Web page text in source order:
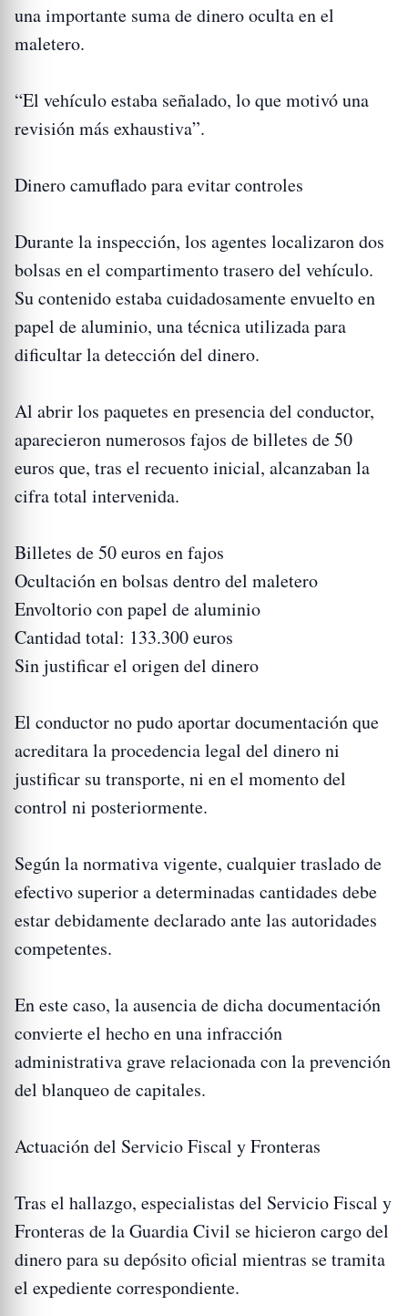
una importante suma de dinero oculta en el
maletero.
“El vehículo estaba señalado, lo que motivó una
revisión más exhaustiva”.
Dinero camuflado para evitar controles
Durante la inspección, los agentes localizaron dos
bolsas en el compartimento trasero del vehículo.
Su contenido estaba cuidadosamente envuelto en
papel de aluminio, una técnica utilizada para
dificultar la detección del dinero.
Al abrir los paquetes en presencia del conductor,
aparecieron numerosos fajos de billetes de 50
euros que, tras el recuento inicial, alcanzaban la
cifra total intervenida.
Billetes de 50 euros en fajos
Ocultación en bolsas dentro del maletero
Envoltorio con papel de aluminio
Cantidad total: 133.300 euros
Sin justificar el origen del dinero
El conductor no pudo aportar documentación que
acreditara la procedencia legal del dinero ni
justificar su transporte, ni en el momento del
control ni posteriormente.
Según la normativa vigente, cualquier traslado de
efectivo superior a determinadas cantidades debe
estar debidamente declarado ante las autoridades
competentes.
En este caso, la ausencia de dicha documentación
convierte el hecho en una infracción
administrativa grave relacionada con la prevención
del blanqueo de capitales.
Actuación del Servicio Fiscal y Fronteras
Tras el hallazgo, especialistas del Servicio Fiscal y
Fronteras de la Guardia Civil se hicieron cargo del
dinero para su depósito oficial mientras se tramita
el expediente correspondiente.